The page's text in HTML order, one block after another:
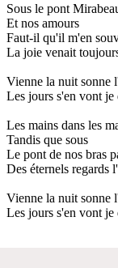
Sous le pont
Et nos amours
Faut-il qu'il m'en
La joie venait
Vienne la nuit sonne
Les jours s'en vont je
Les mains dans les
Tandis que sous
Le pont de nos bras
Des éternels regards
Vienne la nuit sonne
Les jours s'en vont je